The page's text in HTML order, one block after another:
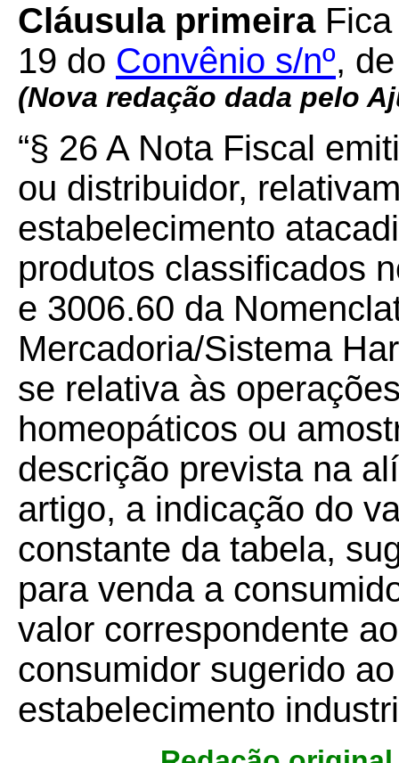
Cláusula primeira
19 do Convênio s/nº,
(Nova redação dada pelo
“§ 26 A Nota Fiscal
ou distribuidor,
estabelecimento
produtos classificados
e 3006.60 da
Mercadoria/Sistema
se relativa às
homeopáticos ou
descrição prevista na
artigo, a indicação do
constante da tabela,
para venda a
valor correspondente
consumidor sugerido
estabelecimento